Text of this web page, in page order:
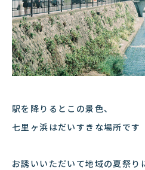
駅を降りるとこの景色、
七里ヶ浜はだいすきな場所です
お誘いいただいて地域の夏祭り